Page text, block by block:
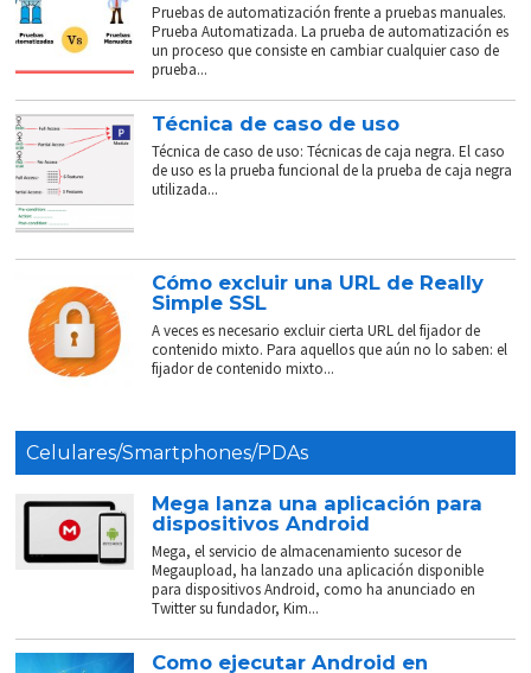
Pruebas de automatización frente a pruebas manuales.
Prueba Automatizada. La prueba de automatización es
un proceso que consiste en cambiar cualquier caso de
prueba...
Técnica de caso de uso
Técnica de caso de uso: Técnicas de caja negra. El caso
de uso es la prueba funcional de la prueba de caja negra
utilizada...
Cómo excluir una URL de Really
Simple SSL
A veces es necesario excluir cierta URL del fijador de
contenido mixto. Para aquellos que aún no lo saben: el
fijador de contenido mixto...
Celulares/Smartphones/PDAs
Mega lanza una aplicación para
dispositivos Android
Mega, el servicio de almacenamiento sucesor de
Megaupload, ha lanzado una aplicación disponible
para dispositivos Android, como ha anunciado en
Twitter su fundador, Kim...
Como ejecutar Android en